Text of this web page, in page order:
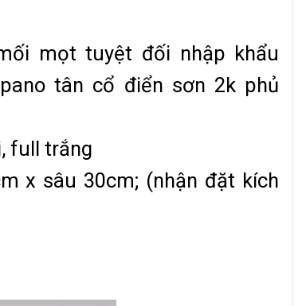
mọt tuyệt đối nhập khẩu
tân cổ điển sơn 2k phủ
full trắng
x sâu 30cm; (nhận đặt kích